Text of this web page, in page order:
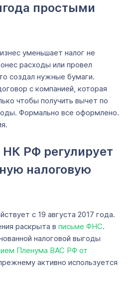
простыми
уменьшает налог не
расходы или провел
создал нужные бумаги.
с компанией, которая
чтобы получить вычет по
Формально все оформлено.
НК РФ регулирует
налоговую
с 19 августа 2017 года.
раскрыта в письме ФНС.
налоговой выгоды
Пленума ВАС РФ от
активно используется